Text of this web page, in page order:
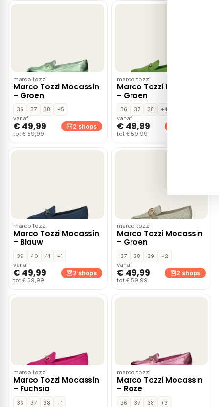
marco tozzi
Marco Tozzi Mocassin
– Groen
36 37 38
+5
vanaf
€ 49,99
tot € 59,99
2 shops
marco tozzi
Marco Tozzi Mocassin
– Groen
36 37 38
+4
vanaf
€ 49,99
tot € 59,99
marco tozzi
Marco Tozzi Mocassin
– Blauw
39 40 41
+1
vanaf
€ 49,99
tot € 59,99
2 shops
marco tozzi
Marco Tozzi Mocassin
– Groen
37 38 39
+2
vanaf
€ 49,99
tot € 59,99
2 shops
marco tozzi
Marco Tozzi Mocassin
– Fuchsia
36 37 38
+1
marco tozzi
Marco Tozzi Mocassin
– Roze
36 37 38
+3